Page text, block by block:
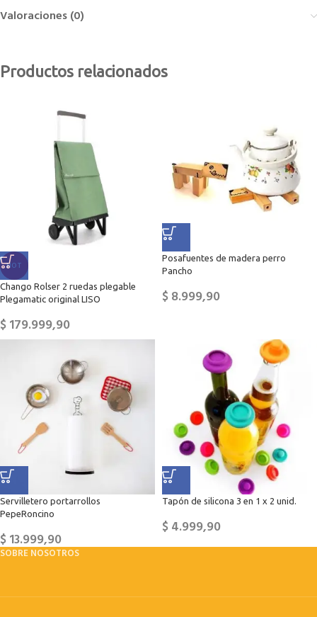
Valoraciones (0)
Productos relacionados
HOT
Chango Rolser 2 ruedas plegable
Plegamatic original LISO
$179.999,90
Posafuentes de madera perro
Pancho
$8.999,90
Servilletero portarrollos
PepeRoncino
$13.999,90
Tapón de silicona 3 en 1 x 2 unid.
$4.999,90
SOBRE NOSOTROS